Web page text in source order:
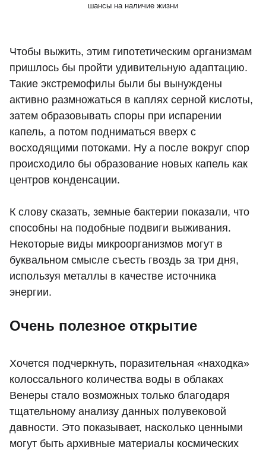
шансы на наличие жизни
Чтобы выжить, этим гипотетическим организмам
пришлось бы пройти удивительную адаптацию.
Такие экстремофилы были бы вынуждены
активно размножаться в каплях серной кислоты,
затем образовывать споры при испарении
капель, а потом подниматься вверх с
восходящими потоками. Ну а после вокруг спор
происходило бы образование новых капель как
центров конденсации.
К слову сказать, земные бактерии показали, что
способны на подобные подвиги выживания.
Некоторые виды микроорганизмов могут в
буквальном смысле съесть гвоздь за три дня,
используя металлы в качестве источника
энергии.
Очень полезное открытие
Хочется подчеркнуть, поразительная «находка»
колоссального количества воды в облаках
Венеры стало возможных только благодаря
тщательному анализу данных полувековой
давности. Это показывает, насколько ценными
могут быть архивные материалы космических